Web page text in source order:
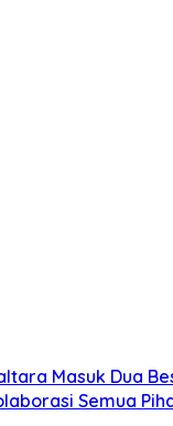
Masuk Dua
Semua